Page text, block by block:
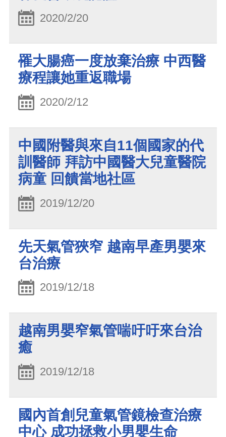
2020/2/20
罹大腸癌一度放棄治療 中西醫
療程讓她重返職場
2020/2/12
中國附醫與來自11個國家的代
訓醫師 拜訪中國醫大兒童醫院
病童 回饋當地社區
2019/12/20
先天氣管狹窄 越南早產男嬰來
台治療
2019/12/18
越南男嬰窄氣管喘吁吁來台治
癒
2019/12/18
國內首創兒童氣管鏡檢查治療
中心 成功拯救小男嬰生命